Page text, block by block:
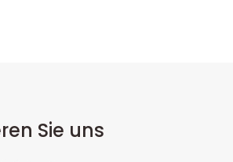
Sie uns